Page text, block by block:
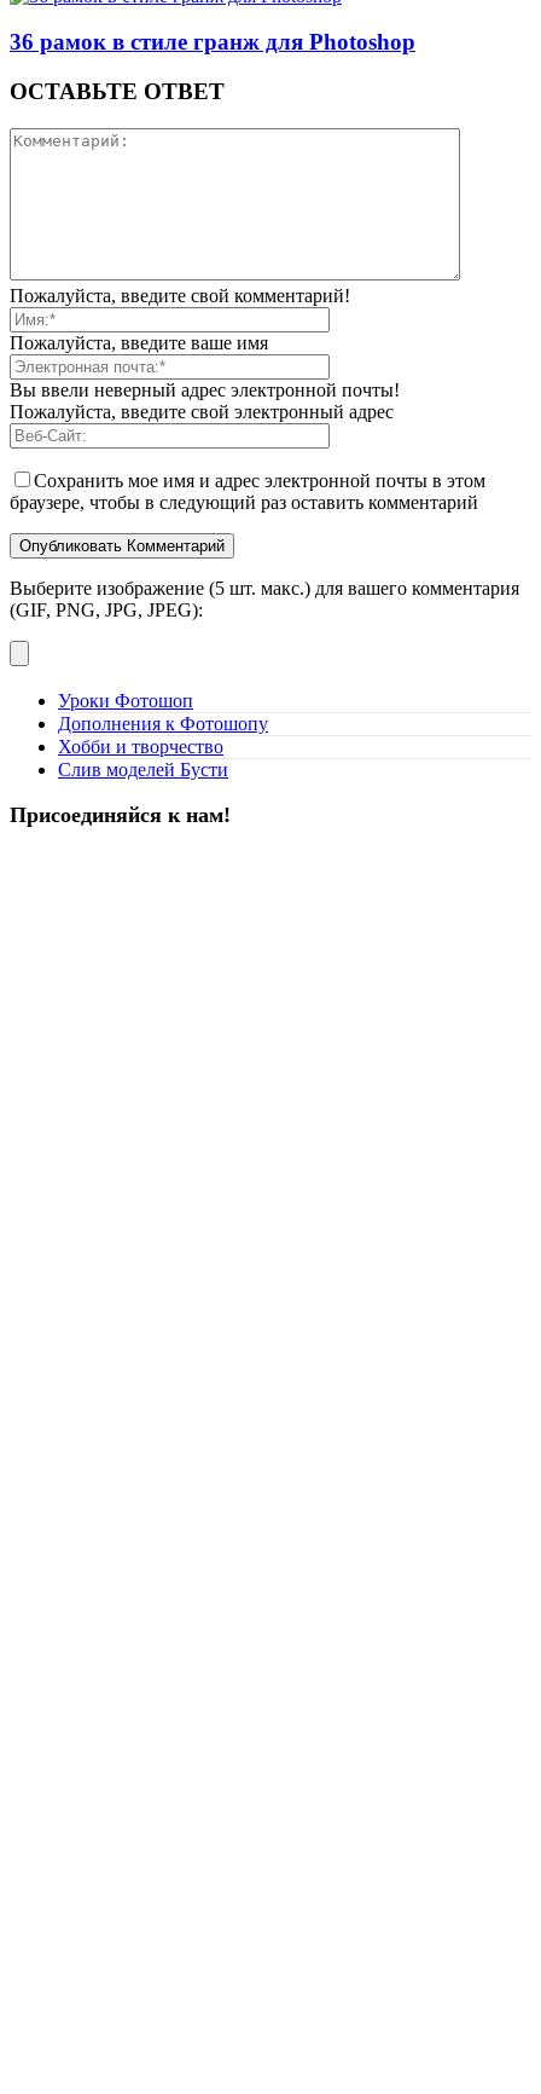
36 рамок в стиле гранж для Photoshop
ОСТАВЬТЕ ОТВЕТ
Пожалуйста, введите свой комментарий!
Пожалуйста, введите ваше имя
Вы ввели неверный адрес электронной почты!
Пожалуйста, введите свой электронный адрес
Сохранить мое имя и адрес электронной почты в этом
браузере, чтобы в следующий раз оставить комментарий
Выберите изображение (5 шт. макс.) для вашего комментария
(GIF, PNG, JPG, JPEG):
Уроки Фотошоп
Дополнения к Фотошопу
Хобби и творчество
Слив моделей Бусти
Присоединяйся к нам!